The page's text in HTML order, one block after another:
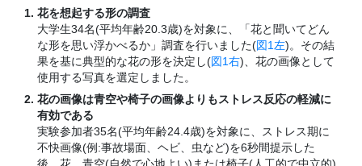
花を想起する形の調査
大学生34名(平均年齢20.3歳)を対象に、「花と聞いてどん
な形を思い浮かべるか」調査を行いました(図1左)。その結
果を基に典型的な花の形を決定し(図1右)、花の画像として
使用する写真を選定しました。
花の画像は青空や椅子の画像よりもストレス反応の軽減に
有効である
実験参加者35名(平均年齢24.4歳)を対象に、ストレス期に
不快画像(例:事故場面、ヘビ、虫など)を6秒間提示した